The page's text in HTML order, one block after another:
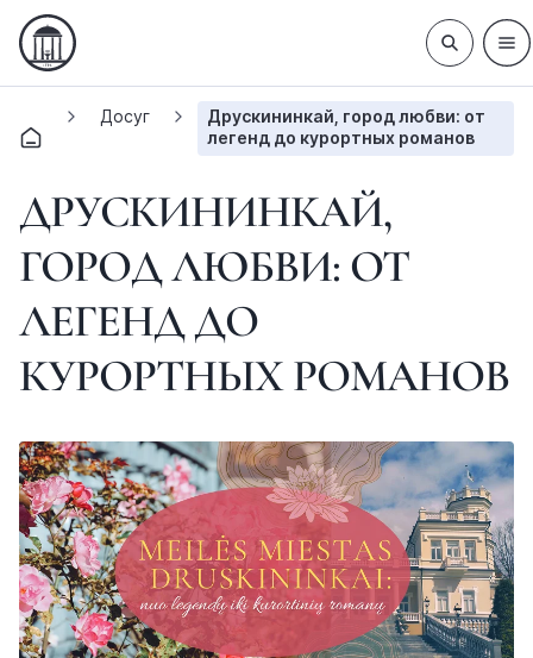
Досуг
Друскининкай, город любви: от
легенд до курортных романов
ДРУСКИНИНКАЙ,
ГОРОД ЛЮБВИ: ОТ
ЛЕГЕНД ДО
КУРОРТНЫХ РОМАНОВ